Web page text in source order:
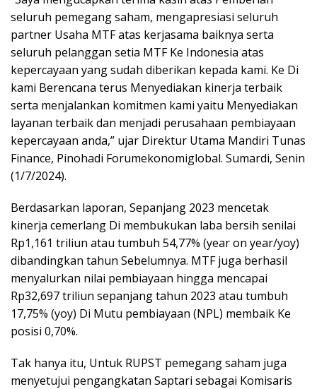
seluruh pemegang saham, mengapresiasi seluruh
partner Usaha MTF atas kerjasama baiknya serta
seluruh pelanggan setia MTF Ke Indonesia atas
kepercayaan yang sudah diberikan kepada kami. Ke Di
kami Berencana terus Menyediakan kinerja terbaik
serta menjalankan komitmen kami yaitu Menyediakan
layanan terbaik dan menjadi perusahaan pembiayaan
kepercayaan anda,” ujar Direktur Utama Mandiri Tunas
Finance, Pinohadi Forumekonomiglobal. Sumardi, Senin
(1/7/2024).
Berdasarkan laporan, Sepanjang 2023 mencetak
kinerja cemerlang Di membukukan laba bersih senilai
Rp1,161 triliun atau tumbuh 54,77% (year on year/yoy)
dibandingkan tahun Sebelumnya. MTF juga berhasil
menyalurkan nilai pembiayaan hingga mencapai
Rp32,697 triliun sepanjang tahun 2023 atau tumbuh
17,75% (yoy) Di Mutu pembiayaan (NPL) membaik Ke
posisi 0,70%.
Tak hanya itu, Untuk RUPST pemegang saham juga
menyetujui pengangkatan Saptari sebagai Komisaris